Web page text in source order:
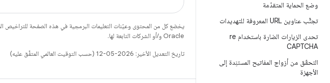
وضع الحماية المتقدّمة
تجنُّب عناوين URL المعروفة للتهديدات
تحدى الزيارات الضارة باستخدام re
CAPTCHA
التحقّق من أزواج المفاتيح المستنِدة إلى
الأجهزة
يخضع كل من المحتوى وعيّنات التعليمات البرمجية في هذه الصفحة
Oracle و/أو الشركات التابعة لها.
تاريخ التعديل الأخير: 2026-05-12 (حسب التوقيت العالمي المتفَّق عليه)